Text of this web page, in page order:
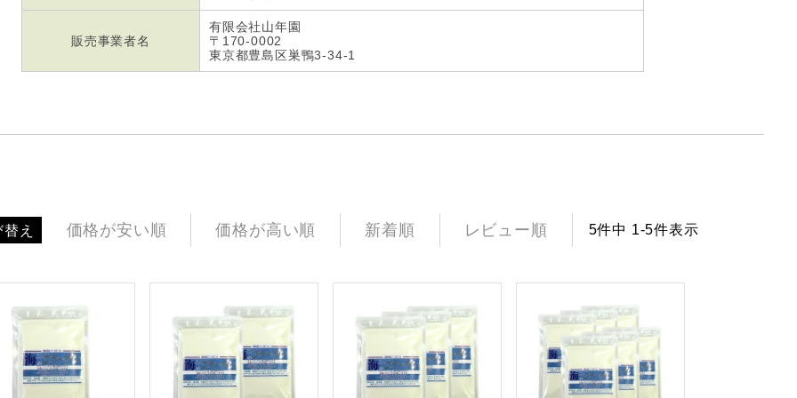
販売事業者名
有限会社山年園
〒170-0002
東京都豊島区巣鴨3-34-1
え 価格が安い順 価格が高い順 新着順 レビュー順 5件中 1-5件表示